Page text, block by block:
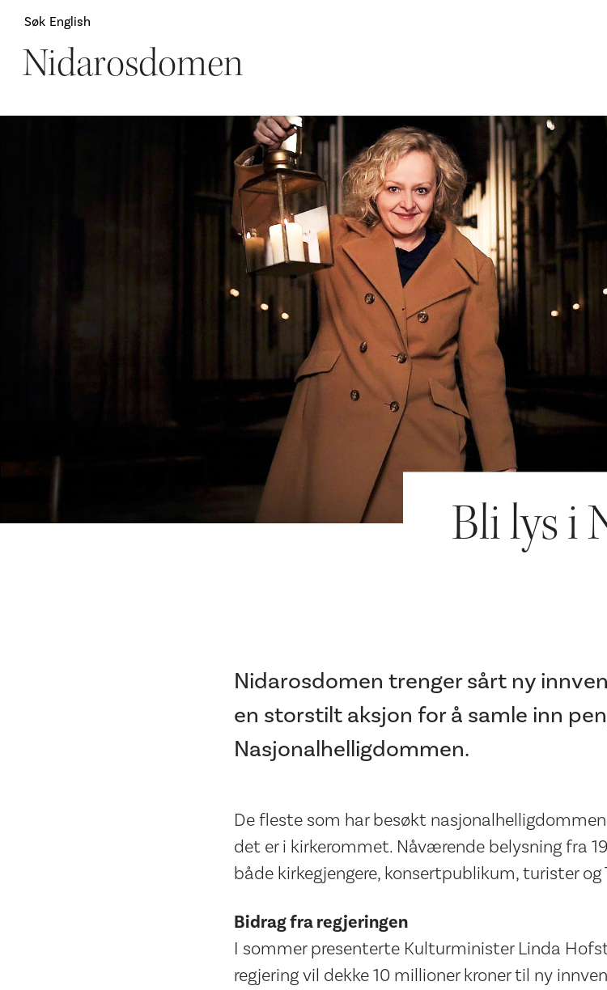
Søk English
Nidarosdomen
Bli lys i
Nidarosdomen trenger sårt ny
en storstilt aksjon for å samle inn
Nasjonalhelligdommen.
De fleste som har besøkt
det er i kirkerommet. Nåværende belysning fra
både kirkegjengere, konsertpublikum, turister
Bidrag fra regjeringen
I sommer presenterte Kulturminister Linda
regjering vil dekke 10 millioner kroner til ny